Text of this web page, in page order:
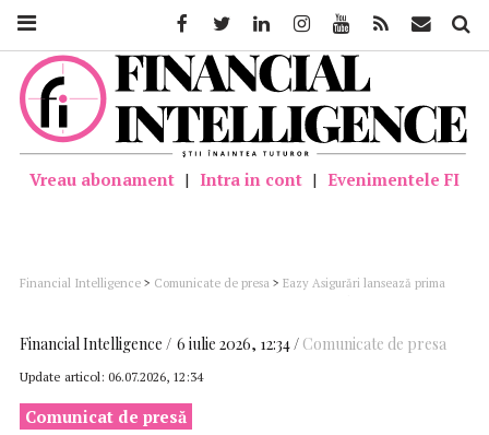
Vreau abonament | Intra in cont | Evenimentele FI
Financial Intelligence > Comunicate de presa > Eazy Asigurări lansează prima
Financial Intelligence 6 iulie 2026, 12:34 Comunicate de presa
Update articol: 06.07.2026, 12:34
Comunicat de presă
FacebookTwitter LinkedinInstagramYoutube Feed Mail